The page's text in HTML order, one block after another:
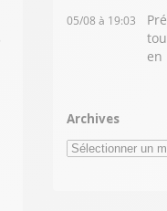
05/08 à 19:03
en
Archives
Archives